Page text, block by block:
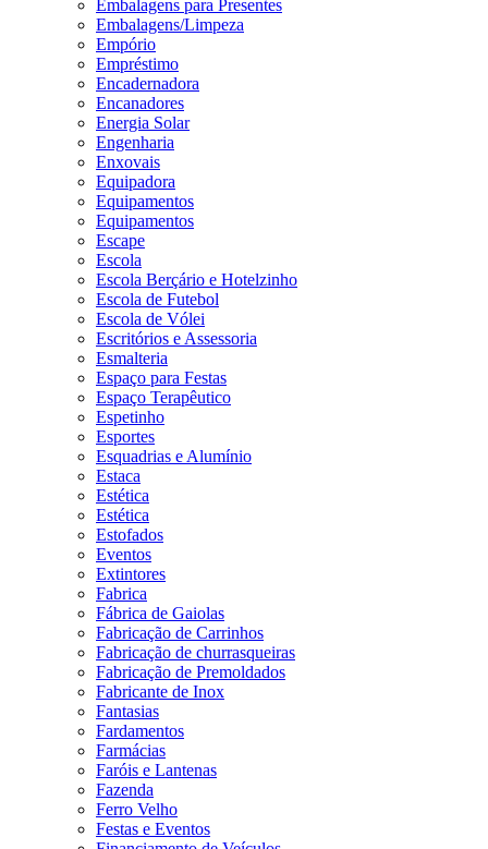
Embalagens para Presentes
Embalagens/Limpeza
Empório
Empréstimo
Encadernadora
Encanadores
Energia Solar
Engenharia
Enxovais
Equipadora
Equipamentos
Equipamentos
Escape
Escola
Escola Berçário e Hotelzinho
Escola de Futebol
Escola de Vólei
Escritórios e Assessoria
Esmalteria
Espaço para Festas
Espaço Terapêutico
Espetinho
Esportes
Esquadrias e Alumínio
Estaca
Estética
Estética
Estofados
Eventos
Extintores
Fabrica
Fábrica de Gaiolas
Fabricação de Carrinhos
Fabricação de churrasqueiras
Fabricação de Premoldados
Fabricante de Inox
Fantasias
Fardamentos
Farmácias
Faróis e Lantenas
Fazenda
Ferro Velho
Festas e Eventos